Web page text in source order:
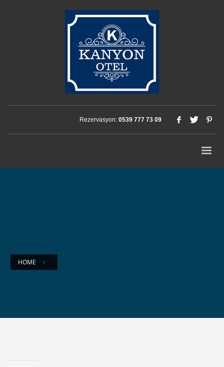
Rezervasyon: 0539 777 73 09
HOME